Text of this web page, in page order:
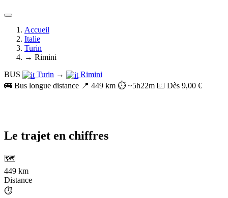
Accueil
Italie
Turin
→ Rimini
BUS
Turin →
Rimini
🚌 Bus longue distance 📍 449 km ⏱️ ~5h22m 💶 Dès 9,00 €
Le trajet en chiffres
🗺️
449 km
Distance
⏱️